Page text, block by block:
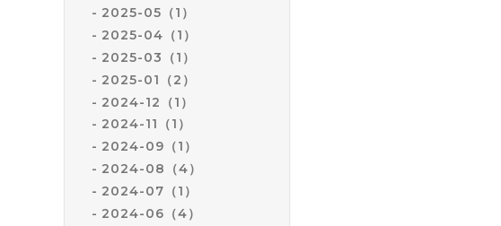
2025-05（1）
2025-04（1）
2025-03（1）
2025-01（2）
2024-12（1）
2024-11（1）
2024-09（1）
2024-08（4）
2024-07（1）
2024-06（4）